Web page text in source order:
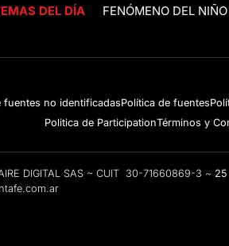
DEL DÍA FENÓMENO DEL NIÑO
fuentes no identificadasPolítica de fuentes
Politica de ParticipationTérminos y
DIGITAL SAS ~ CUIT 30-71660869-3 ~